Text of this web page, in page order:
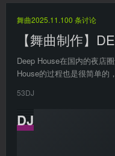
舞曲
DJ音乐人
热门榜单
舞曲2025.11.100 条讨论
【舞曲制作】
Deep House在国内的夜店
House的过程也是很简单的
53DJ